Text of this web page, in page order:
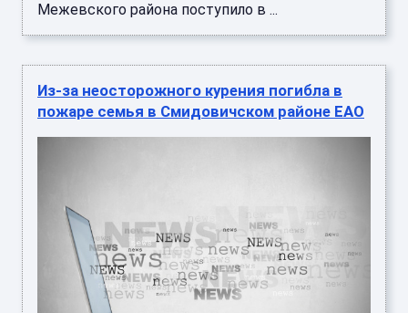
Межевского района поступило в ...
Из-за неосторожного курения погибла в
пожаре семья в Смидовичском районе ЕАО